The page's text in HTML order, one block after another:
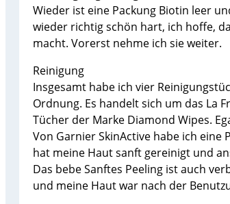
Wieder ist eine Packung Biotin leer
wieder richtig schön hart, ich hoffe,
macht. Vorerst nehme ich sie weiter.
Reinigung
Insgesamt habe ich vier
Ordnung. Es handelt sich um das La
Tücher der Marke Diamond Wipes.
Von Garnier SkinActive habe ich eine
hat meine Haut sanft gereinigt und
Das bebe Sanftes Peeling ist auch
und meine Haut war nach der